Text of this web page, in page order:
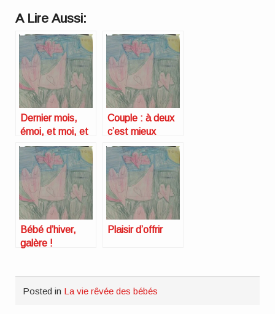
A Lire Aussi:
Dernier mois,
émoi, et moi, et
moi !
Couple : à deux
c’est mieux
Bébé d’hiver,
galère !
Plaisir d’offrir
Posted in La vie rêvée des bébés